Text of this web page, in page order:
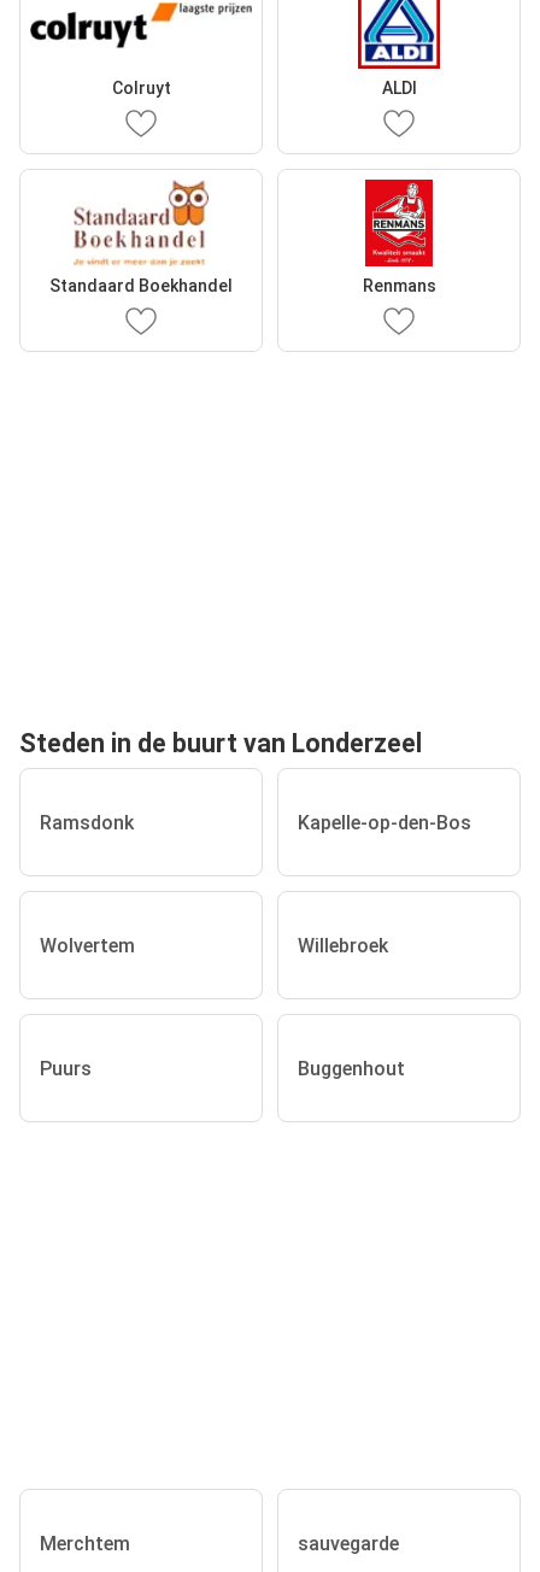
Colruyt ALDI
Standaard Boekhandel Renmans
Steden in de buurt van Londerzeel
Ramsdonk Kapelle-op-den-Bos
Wolvertem Willebroek
Puurs Buggenhout
Merchtem sauvegarde